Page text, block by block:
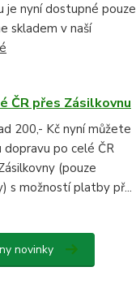
je nyní dostupné pouze
skladem v naší
ČR přes Zásilkovnu
200,- Kč nyní můžete
po celé ČR
(pouze
s možností platby př...
novinky